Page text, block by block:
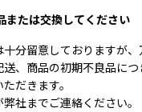
または交換してください
十分留意しておりますが
、商品の初期不良品につ
だきます。
社までご連絡ください。